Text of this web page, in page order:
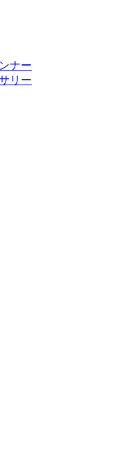
ナー
リー